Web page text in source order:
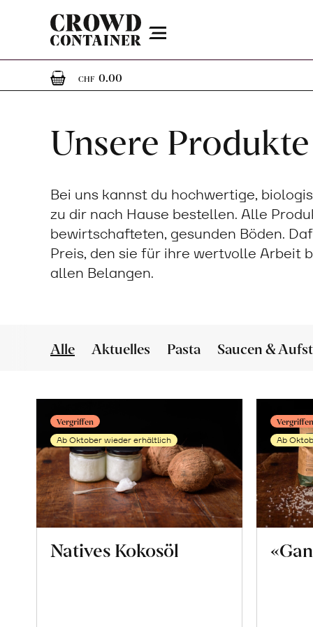
Menu
CHF 0.000 Artikel im Warenkorb
Unsere
Bei uns kannst du hochwertige,
zu dir nach Hause bestellen. Alle
bewirtschafteten, gesunden Böden.
Preis, den sie für ihre wertvolle Arbeit
allen Belangen.
Alle Aktuelles Pasta Saucen &
Vergriffen
Ab Oktober wieder erhältlich
Natives Kokosöl
Vergriffen
Ab